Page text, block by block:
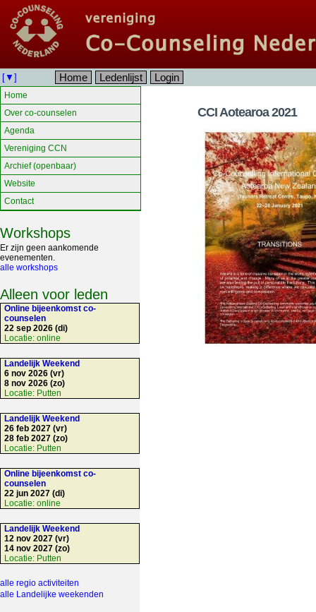
[▼] Home Ledenlijst Login
CCI Aotearoa 2021
Home
Over co-counselen
Agenda
Vereniging CCN
Archief (openbaar)
Website
Contact
Workshops
Er zijn geen aankomende
evenementen.
alle workshops
Alleen voor leden
Online bijeenkomst co-
counselen
22 sep 2026 (di)
Locatie: online
Landelijk Weekend
6 nov 2026 (vr)
8 nov 2026 (zo)
Locatie: Putten
Landelijk Weekend
26 feb 2027 (vr)
28 feb 2027 (zo)
Locatie: Putten
Online bijeenkomst co-
counselen
22 jun 2027 (di)
Locatie: online
Landelijk Weekend
12 nov 2027 (vr)
14 nov 2027 (zo)
Locatie: Putten
alle regio activiteiten
alle Landelijke weekenden